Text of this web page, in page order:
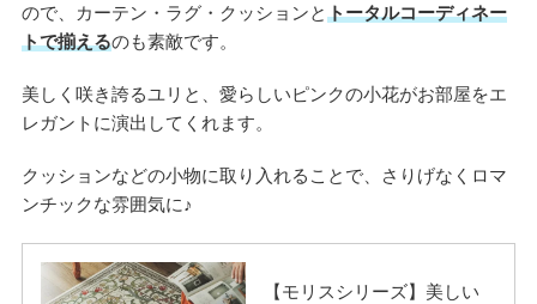
ので、カーテン・ラグ・クッションとトータルコーディネー
トで揃えるのも素敵です。
美しく咲き誇るユリと、愛らしいピンクの小花がお部屋をエ
レガントに演出してくれます。
クッションなどの小物に取り入れることで、さりげなくロマ
ンチックな雰囲気に♪
【モリスシリーズ】美しい